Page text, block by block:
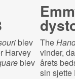
blev
Harvey
blev
The
vinder,
årets
sin sjette